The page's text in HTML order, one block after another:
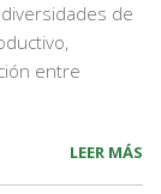
de
entre
LEER MÁS